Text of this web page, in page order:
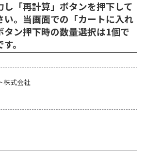
し「再計算」ボタンを押下して
い。当画面での「カートに入れ
タン押下時の数量選択は1個で
。
株式会社